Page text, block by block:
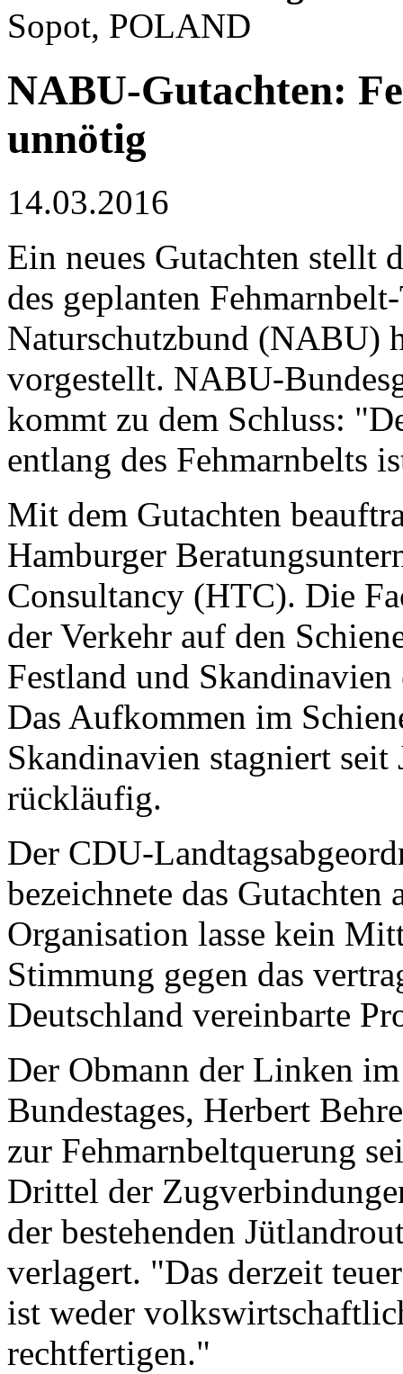
Sopot, POLAND
NABU-Gutachten:
unnötig
14.03.2016
Ein neues Gutachten stellt
des geplanten
Naturschutzbund (NABU)
vorgestellt. NABU-
kommt zu dem Schluss:
entlang des Fehmarnbelts
Mit dem Gutachten
Hamburger
Consultancy (HTC). Die
der Verkehr auf den
Festland und
Das Aufkommen im
Skandinavien stagniert
rückläufig.
Der CDU-
bezeichnete das
Organisation lasse kein
Stimmung gegen das
Deutschland vereinbarte
Der Obmann der Linken im
Bundestages, Herbert
zur Fehmarnbeltquerung
Drittel der
der bestehenden
verlagert. "Das derzeit
ist weder
rechtfertigen."